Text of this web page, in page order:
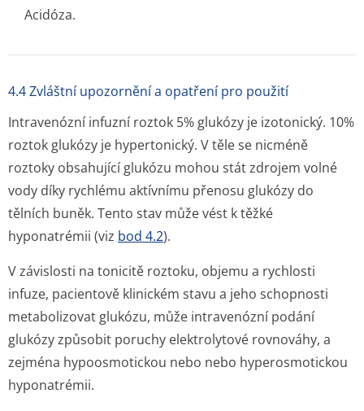
Acidóza.
4.4 Zvláštní upozornění a opatření pro použití
Intravenózní infuzní roztok 5% glukózy je izotonický. 10%
roztok glukózy je hypertonický. V těle se nicméně
roztoky obsahující glukózu mohou stát zdrojem volné
vody díky rychlému aktívnímu přenosu glukózy do
tělních buněk. Tento stav může vést k těžké
hyponatrémii (viz bod 4.2).
V závislosti na tonicitě roztoku, objemu a rychlosti
infuze, pacientově klinickém stavu a jeho schopnosti
metabolizovat glukózu, může intravenózní podání
glukózy způsobit poruchy elektrolytové rovnováhy, a
zejména hypoosmotickou nebo nebo hyperosmotickou
hyponatrémii.